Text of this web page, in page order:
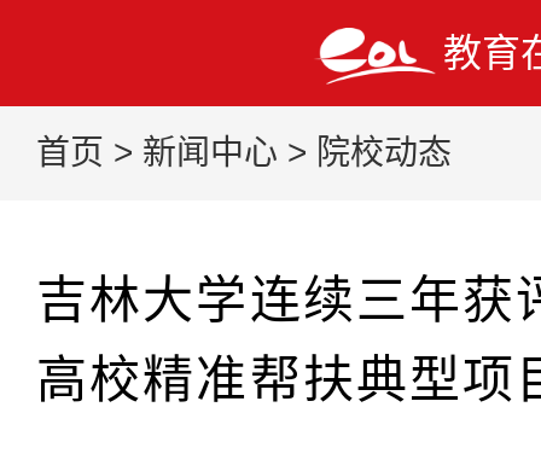
教育
首页 > 新闻中心 > 院校动态
吉林大学连续三年获
高校精准帮扶典型项